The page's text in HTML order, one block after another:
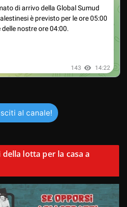
al canale!
lotta per la casa a